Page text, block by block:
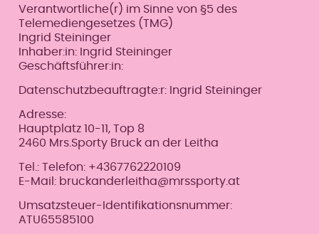
Verantwortliche(r) im Sinne von §5 des
Telemediengesetzes (TMG)
Ingrid Steininger
Inhaber:in: Ingrid Steininger
Geschäftsführer:in:
Datenschutzbeauftragte:r: Ingrid Steininger
Adresse:
Hauptplatz 10-11, Top 8
2460 Mrs.Sporty Bruck an der Leitha
Tel.: Telefon: +4367762220109
E-Mail: bruckanderleitha@mrssporty.at
Umsatzsteuer-Identifikationsnummer:
ATU65585100